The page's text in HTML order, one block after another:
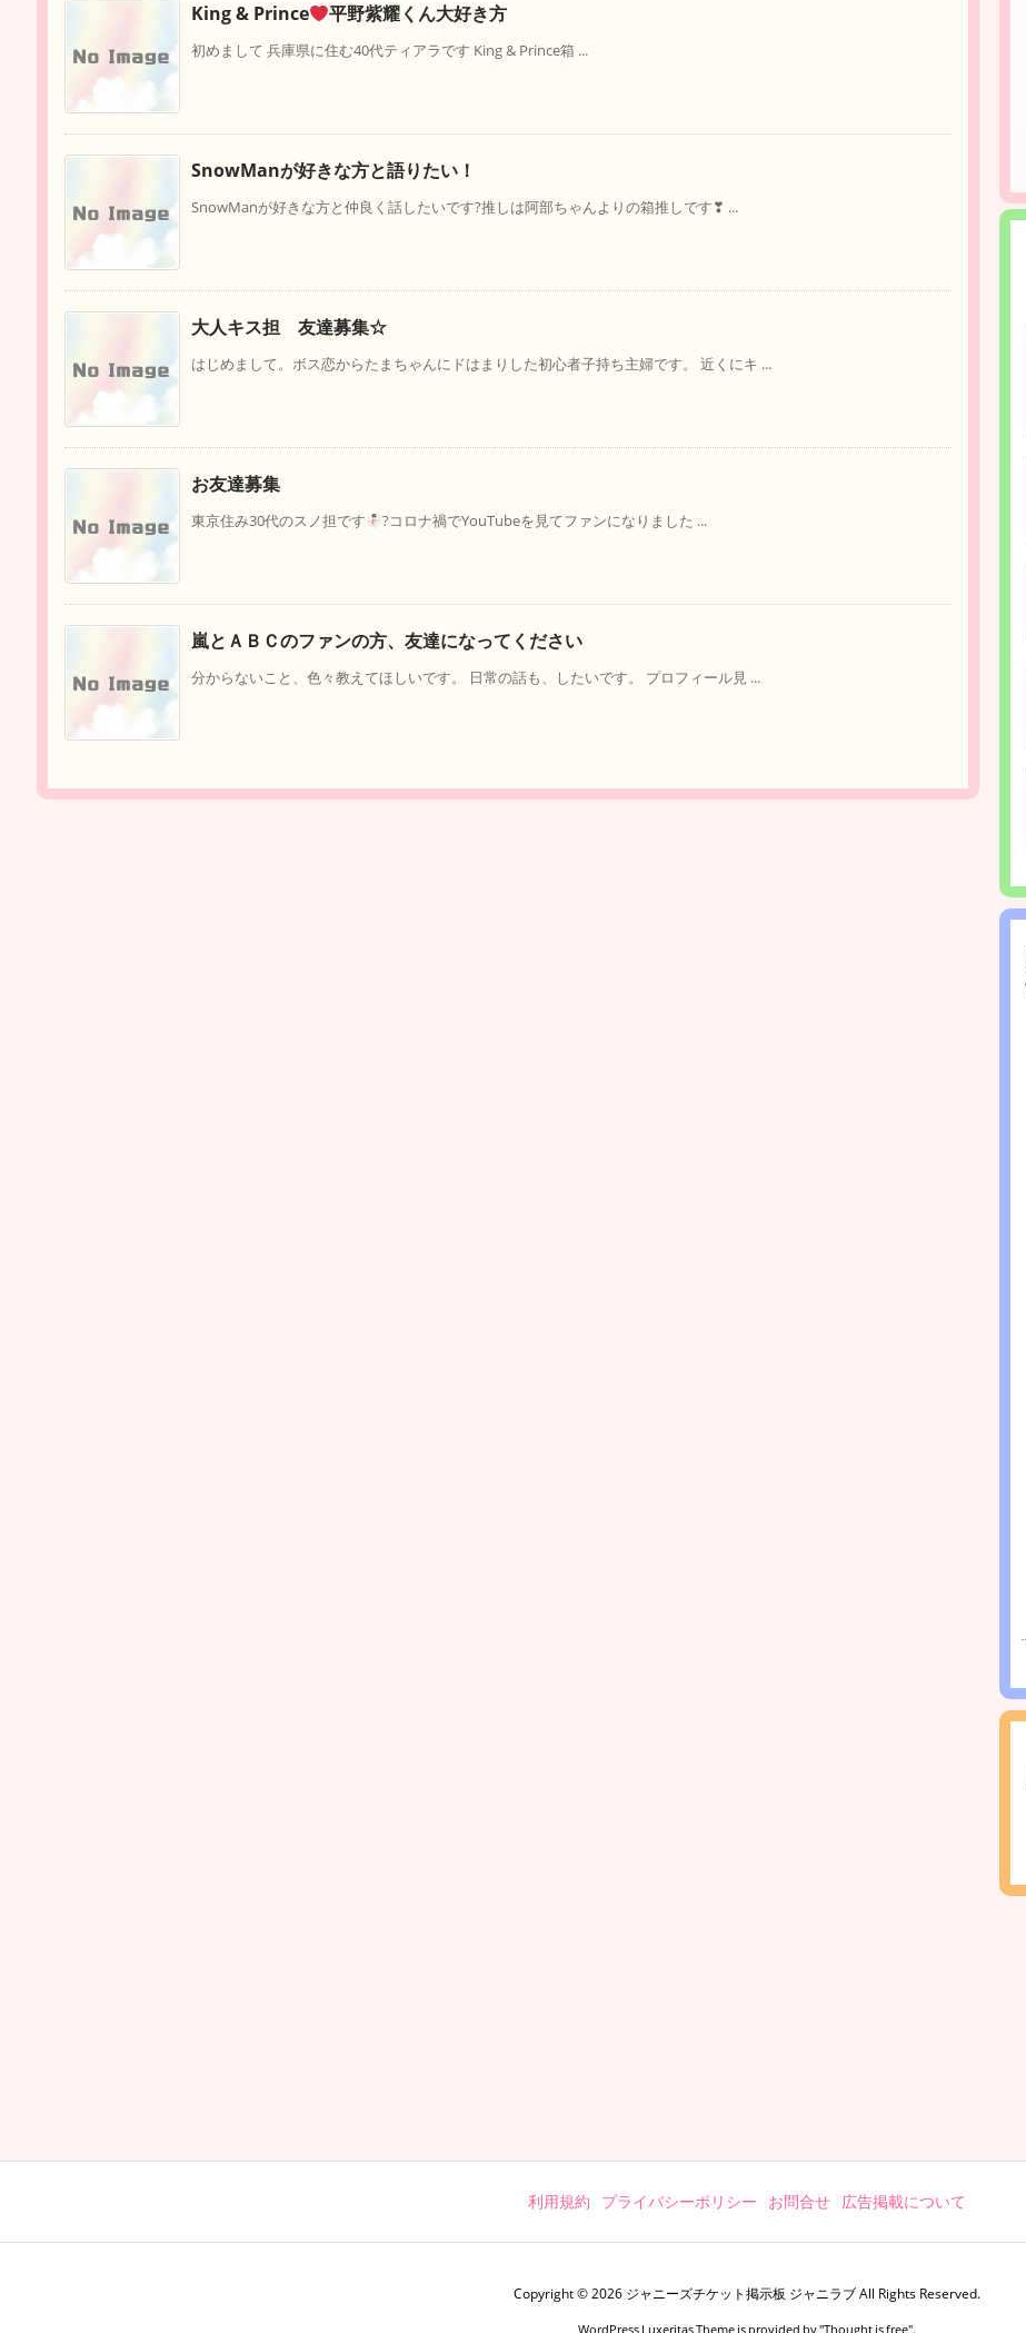
King & Prince 平野紫耀くん大好き方
初めまして 兵庫県に住む40代ティアラです King & Prince箱 ...
SnowManが好きな方と語りたい！
SnowManが好きな方と仲良く話したいです?推しは阿部ちゃんよりの箱推しです❣ ...
大人キス担 友達募集☆
はじめまして。ボス恋からたまちゃんにドはまりした初心者子持ち主婦です。 近くにキ ...
お友達募集
東京住み30代のスノ担です ?コロナ禍でYouTubeを見てファンになりました ...
嵐とＡＢＣのファンの方、友達になってください
分からないこと、色々教えてほしいです。 日常の話も、したいです。 プロフィール見 ...
利用規約 プライバシーポリシー お問合せ 広告掲載について
Copyright ©2026 ジャニーズチケット掲示板 ジャニラブAll Rights Reserved.
WordPress Luxeritas Theme is provided by "Thought is free".